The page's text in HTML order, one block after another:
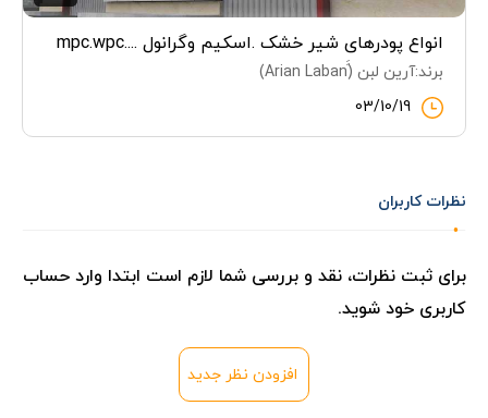
انواع پودرهای شیر خشک .اسکیم وگرانول ....mpc.wpc
برند:آرین لبن (ََArian Laban)
03/10/19
نظرات کاربران
برای ثبت نظرات، نقد و بررسی شما لازم است ابتدا وارد حساب
کاربری خود شوید.
افزودن نظر جدید